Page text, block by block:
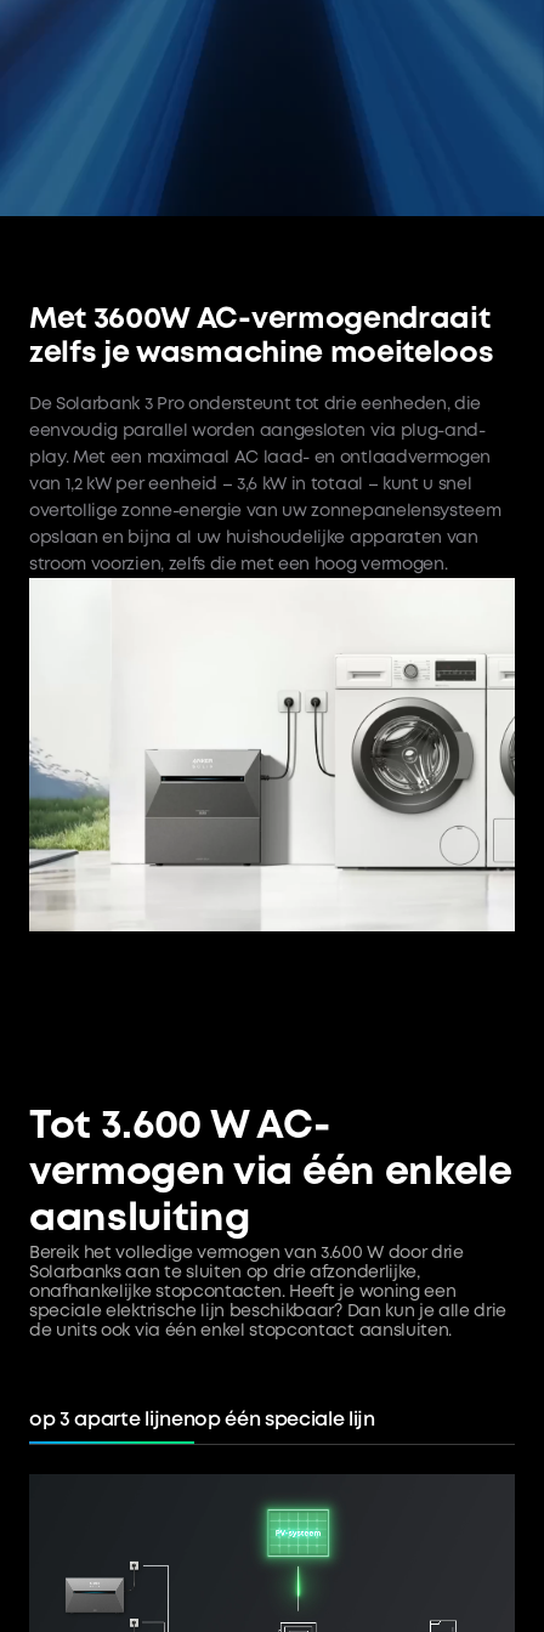
Met 3600W AC-vermogendraait
zelfs je wasmachine moeiteloos
De Solarbank 3 Pro ondersteunt tot drie eenheden, die
eenvoudig parallel worden aangesloten via plug-and-
play. Met een maximaal AC laad- en ontlaadvermogen
van 1,2 kW per eenheid – 3,6 kW in totaal – kunt u snel
overtollige zonne-energie van uw zonnepanelensysteem
opslaan en bijna al uw huishoudelijke apparaten van
stroom voorzien, zelfs die met een hoog vermogen.
Tot 3.600 W AC-
vermogen via één enkele
aansluiting
Bereik het volledige vermogen van 3.600 W door drie
Solarbanks aan te sluiten op drie afzonderlijke,
onafhankelijke stopcontacten. Heeft je woning een
speciale elektrische lijn beschikbaar? Dan kun je alle drie
de units ook via één enkel stopcontact aansluiten.
op 3 aparte lijnenop één speciale lijn